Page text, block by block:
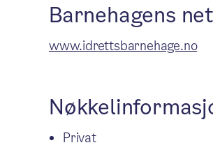
Barnehagens
www.idrettsbarnehage.no
Privat